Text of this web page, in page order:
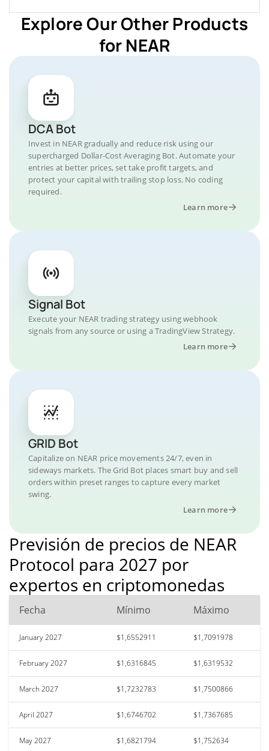
Explore Our Other Products
for NEAR
DCA Bot
Invest in NEAR gradually and reduce risk using our
supercharged Dollar-Cost Averaging Bot. Automate your
entries at better prices, set take profit targets, and
protect your capital with trailing stop loss. No coding
required.
Learn more
Signal Bot
Execute your NEAR trading strategy using webhook
signals from any source or using a TradingView Strategy.
Learn more
GRID Bot
Capitalize on NEAR price movements 24/7, even in
sideways markets. The Grid Bot places smart buy and sell
orders within preset ranges to capture every market
swing.
Learn more
Previsión de precios de NEAR
Protocol para 2027 por
expertos en criptomonedas
Fecha Mínimo Máximo
January 2027 $1,6552911 $1,7091978
February 2027 $1,6316845 $1,6319532
March 2027 $1,7232783 $1,7500866
April 2027 $1,6746702 $1,7367685
May 2027 $1,6821794 $1,752634